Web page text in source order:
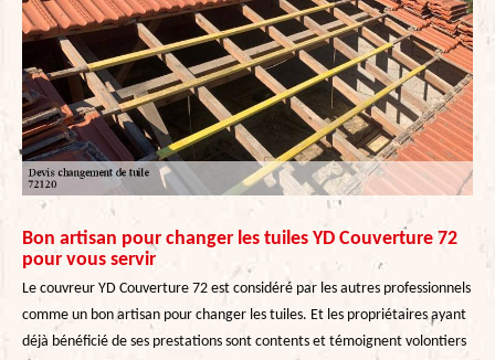
Bon artisan pour changer les tuiles YD Couverture 72
pour vous servir
Le couvreur YD Couverture 72 est considéré par les autres professionnels
comme un bon artisan pour changer les tuiles. Et les propriétaires ayant
déjà bénéficié de ses prestations sont contents et témoignent volontiers